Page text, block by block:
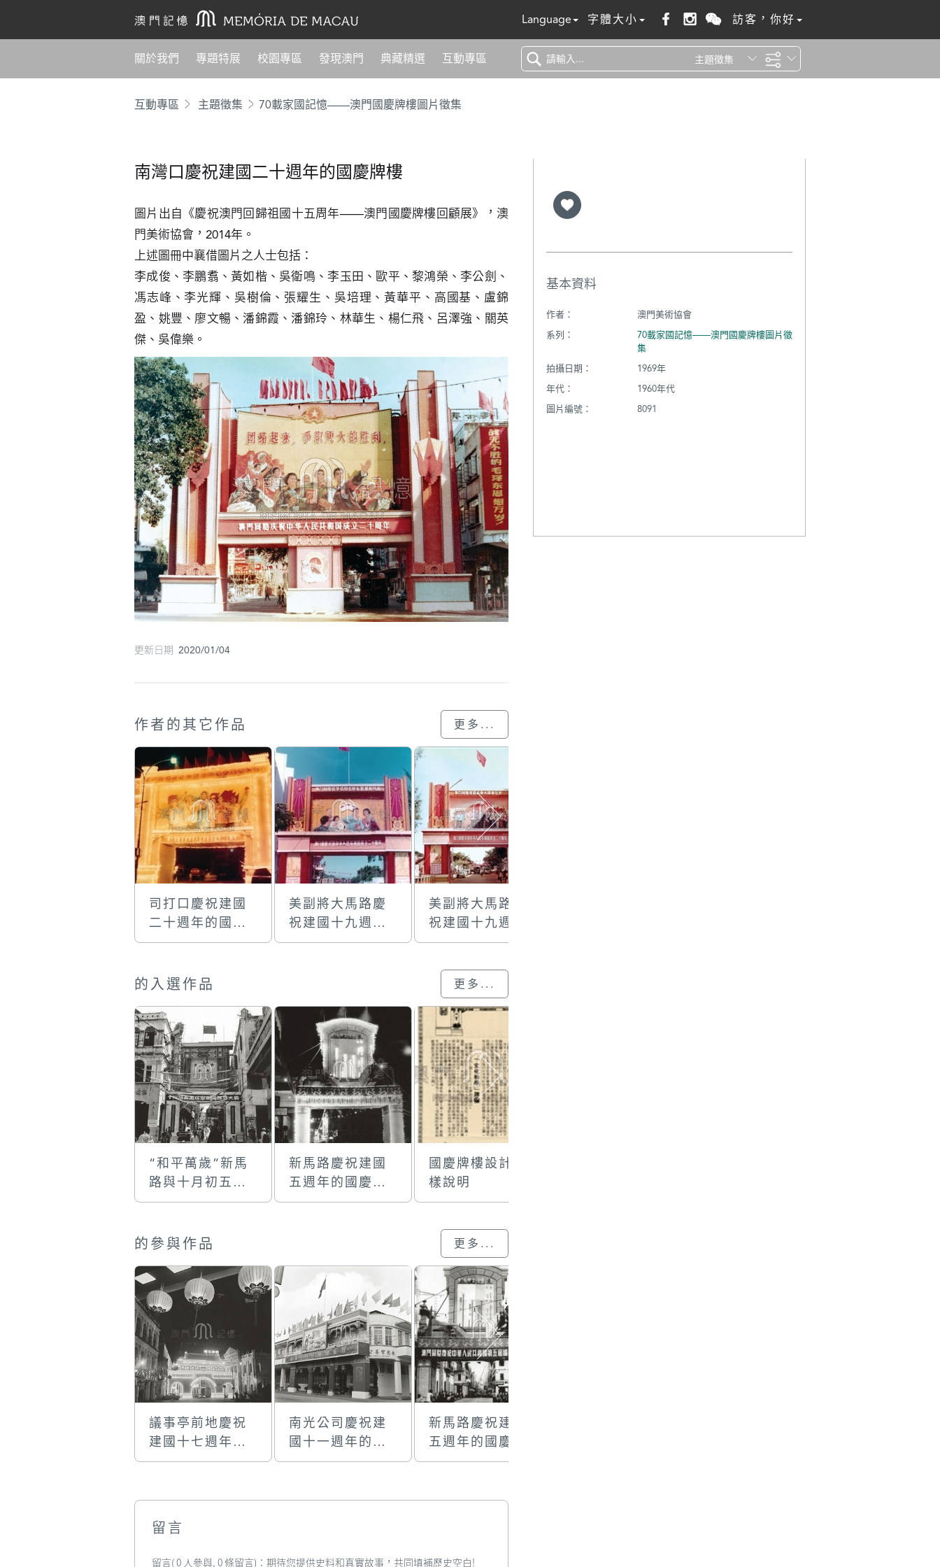
Language 字體大小 訪客，你好
關於我們 專題特展 校園專區 發現澳門 典藏精選 互動專區 主題徵集
互動專區 主題徵集 70載家國記憶——澳門國慶牌樓圖片徵集
南灣口慶祝建國二十週年的國慶牌樓
圖片出自《慶祝澳門回歸祖國十五周年——澳門國慶牌樓回顧展》，澳
門美術協會，2014年。
上述圖冊中襄借圖片之人士包括：
李成俊、李鵬翥、黃如楷、吳衛鳴、李玉田、歐平、黎鴻榮、李公劍、
馮志峰、李光輝、吳樹倫、張耀生、吳培理、黃華平、高國基、盧錦
盈、姚豐、廖文暢、潘錦霞、潘錦玲、林華生、楊仁飛、呂澤強、關英
傑、吳偉樂。
更新日期 2020/01/04
作者的其它作品 更多...
司打口慶祝建國
二十週年的國慶
牌樓
美副將大馬路慶
祝建國十九週年
的國慶牌樓
美副將大馬路慶
祝建國十九週年
的國慶牌樓
的入選作品 更多...
“和平萬歲”新馬
路與十月初五街
交界的國慶牌樓
新馬路慶祝建國
五週年的國慶牌
樓
國慶牌樓設計圖
樣說明
的參與作品 更多...
議事亭前地慶祝
建國十七週年的
天安門牌樓
南光公司慶祝建
國十一週年的國
慶門樓彩牌
新馬路慶祝建國
五週年的國慶牌
樓
留言
留言( 0 人參與, 0 條留言)：期待您提供史料和真實故事，共同填補歷史空白!
基本資料
作者：
澳門美術協會
系列：
70載家國記憶——澳門國慶牌樓圖片徵
集
拍攝日期：
1969年
年代：
1960年代
圖片編號：
8091